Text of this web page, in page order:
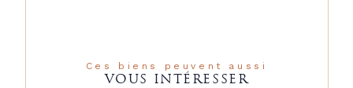
Ces biens peuvent aussi
VOUS INTÉRESSER